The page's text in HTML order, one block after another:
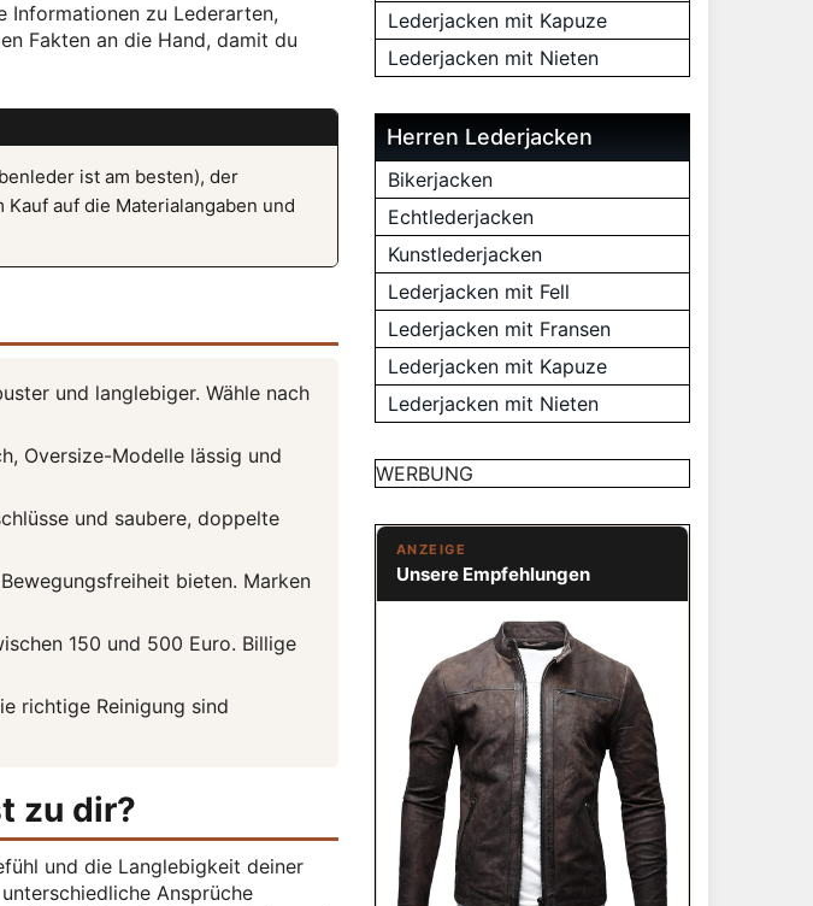
Informationen zu Lederarten,
Fakten an die Hand, damit du
ist am besten), der
auf die Materialangaben und
und langlebiger. Wähle nach
Oversize-Modelle lässig und
und saubere, doppelte
bieten. Marken
150 und 500 Euro. Billige
richtige Reinigung sind
zu dir?
und die Langlebigkeit deiner
Ansprüche
Lederjacken mit Kapuze
Lederjacken mit Nieten
Herren Lederjacken
Bikerjacken
Echtlederjacken
Kunstlederjacken
Lederjacken mit Fell
Lederjacken mit Fransen
Lederjacken mit Kapuze
Lederjacken mit Nieten
WERBUNG
ANZEIGE
Unsere Empfehlungen